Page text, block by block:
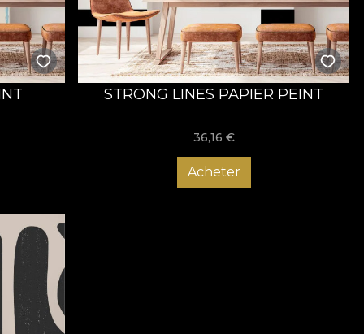
STRONG LINES PAPIER PEINT
36,16 €
Acheter